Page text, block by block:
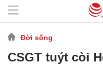
Đời sống
CSGT tuýt còi